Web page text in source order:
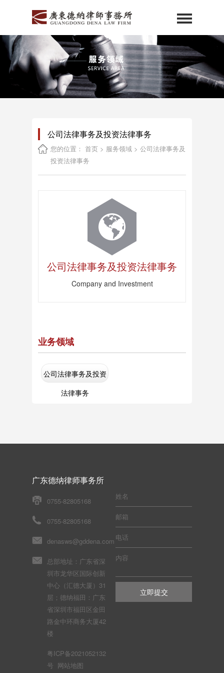
首页
关于德纳
专业团队
服务领域
德纳资讯
德纳党建
德纳基金会
联系我们
服务中心
公司法律事务及投资法律事务
您的位置： 首页 > 服务领域 > 公司法律事务及
投资法律事务
公司法律事务及投资法律事务
Company and Investment
业务领域
公司法律事务及投资
法律事务
广东德纳律师事务所
0755-82805168
0755-82805168
denasws@gddena.com
总部地址：广东省深
圳市龙华区国际创新
中心（汇德大厦）31
层；德纳福田：广东
省深圳市福田区金田
路金中环商务大厦42
楼
粤ICP备2021052132
号 网站地图
姓名
邮箱
电话
内容